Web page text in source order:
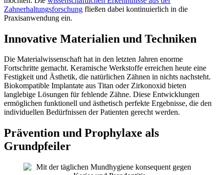
Zahnerhaltungsforschung fließen dabei kontinuierlich in die
Praxisanwendung ein.
Innovative Materialien und Techniken
Die Materialwissenschaft hat in den letzten Jahren enorme
Fortschritte gemacht. Keramische Werkstoffe erreichen heute eine
Festigkeit und Ästhetik, die natürlichen Zähnen in nichts nachsteht.
Biokompatible Implantate aus Titan oder Zirkonoxid bieten
langlebige Lösungen für fehlende Zähne. Diese Entwicklungen
ermöglichen funktionell und ästhetisch perfekte Ergebnisse, die den
individuellen Bedürfnissen der Patienten gerecht werden.
Prävention und Prophylaxe als
Grundpfeiler